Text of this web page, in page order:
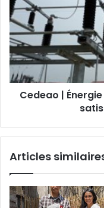
Cedeao |
Articles